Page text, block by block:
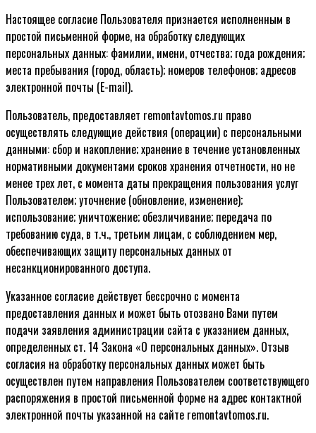
Настоящее согласие Пользователя признается исполненным в
простой письменной форме, на обработку следующих
персональных данных: фамилии, имени, отчества; года рождения;
места пребывания (город, область); номеров телефонов; адресов
электронной почты (E-mail).
Пользователь, предоставляет remontavtomos.ru право
осуществлять следующие действия (операции) с персональными
данными: сбор и накопление; хранение в течение установленных
нормативными документами сроков хранения отчетности, но не
менее трех лет, с момента даты прекращения пользования услуг
Пользователем; уточнение (обновление, изменение);
использование; уничтожение; обезличивание; передача по
требованию суда, в т.ч., третьим лицам, с соблюдением мер,
обеспечивающих защиту персональных данных от
несанкционированного доступа.
Указанное согласие действует бессрочно с момента
предоставления данных и может быть отозвано Вами путем
подачи заявления администрации сайта с указанием данных,
определенных ст. 14 Закона «О персональных данных». Отзыв
согласия на обработку персональных данных может быть
осуществлен путем направления Пользователем соответствующего
распоряжения в простой письменной форме на адрес контактной
электронной почты указанной на сайте remontavtomos.ru.